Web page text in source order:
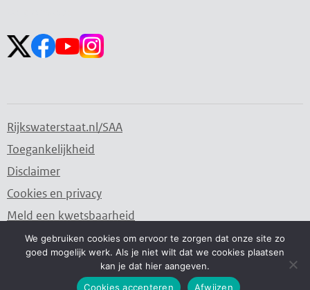
Rijkswaterstaat.nl/SAA
Toegankelijkheid
Disclaimer
Cookies en privacy
Meld een kwetsbaarheid
Water. Wegen. Werken. Rijkswaterstaat.
We gebruiken cookies om ervoor te zorgen dat onze site zo
goed mogelijk werk. Als je niet wilt dat we cookies plaatsen
kan je dat hier aangeven.
Cookies accepteren
Afwijzen